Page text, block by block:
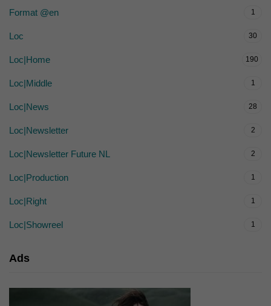
Format @en 1
Loc 30
Loc|Home 190
Loc|Middle 1
Loc|News 28
Loc|Newsletter 2
Loc|Newsletter Future NL 2
Loc|Production 1
Loc|Right 1
Loc|Showreel 1
Ads